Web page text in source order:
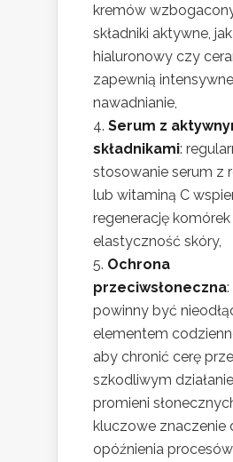
kremów
składniki aktywne,
hialuronowy czy
zapewnią intensywne
nawadnianie,
Serum z
składnikami:
stosowanie serum z
lub witaminą C
regenerację
elastyczność skóry,
Ochrona
przeciwsłoneczna
powinny być
elementem
aby chronić cerę
szkodliwym
promieni
kluczowe znaczenie
opóźnienia procesów